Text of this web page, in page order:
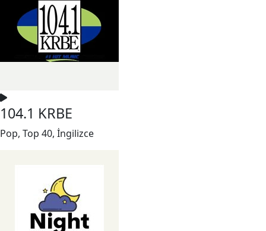
104.1 KRBE
Pop, Top 40, İngilizce